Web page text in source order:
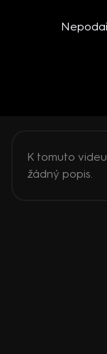
K tomuto
žádný popis.